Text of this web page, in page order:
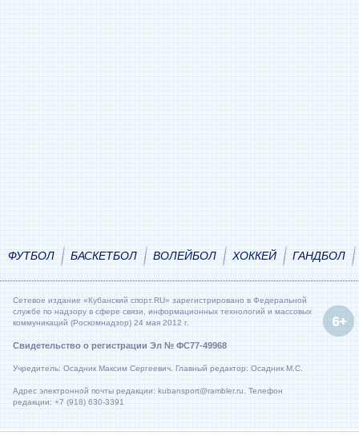
ФУТБОЛ БАСКЕТБОЛ ВОЛЕЙБОЛ ХОККЕЙ ГАНДБОЛ
Сетевое издание «Кубанский спорт.RU» зарегистрировано в Федеральной
службе по надзору в сфере связи, информационных технологий и массовых
коммуникаций (Роскомнадзор) 24 мая 2012 г.
Свидетельство о регистрации Эл № ФС77-49968
Учредитель: Осадник Максим Сергеевич. Главный редактор: Осадник М.С.
Адрес электронной почты редакции: kubansport@rambler.ru. Телефон
редакции: +7 (918) 630-3391